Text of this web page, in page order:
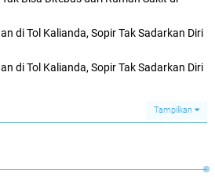
di Tol Kalianda, Sopir Tak Sadarkan Diri
di Tol Kalianda, Sopir Tak Sadarkan Diri
Tampilkan